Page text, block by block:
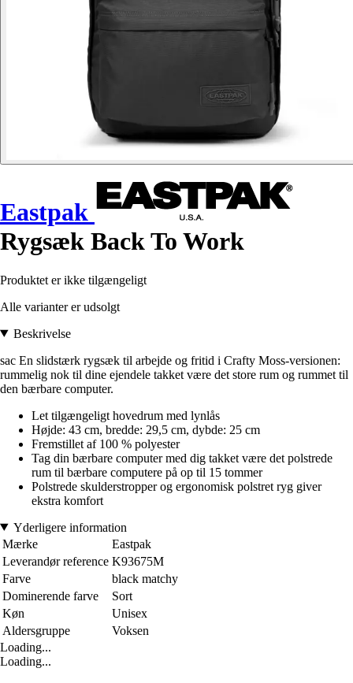
Eastpak
Rygsæk Back To Work
Produktet er ikke tilgængeligt
Alle varianter er udsolgt
Beskrivelse
sac En slidstærk rygsæk til arbejde og fritid i Crafty Moss-versionen:
rummelig nok til dine ejendele takket være det store rum og rummet til
den bærbare computer.
Let tilgængeligt hovedrum med lynlås
Højde: 43 cm, bredde: 29,5 cm, dybde: 25 cm
Fremstillet af 100 % polyester
Tag din bærbare computer med dig takket være det polstrede
rum til bærbare computere på op til 15 tommer
Polstrede skulderstropper og ergonomisk polstret ryg giver
ekstra komfort
Yderligere information
Mærke
Eastpak
Leverandør reference K93675M
Farve
black matchy
Dominerende farve
Sort
Køn
Unisex
Aldersgruppe
Voksen
Loading...
Loading...